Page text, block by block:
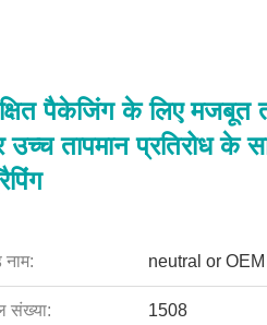
पैकेजिंग के लिए मजबूत
तापमान प्रतिरोध के
नाम: neutral or OEM
संख्या: 1508